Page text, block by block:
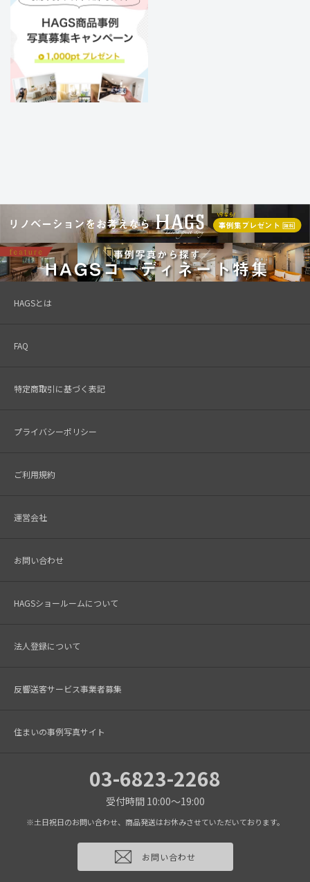
HAGSとは
FAQ
特定商取引に基づく表記
プライバシーポリシー
ご利用規約
運営会社
お問い合わせ
HAGSショールームについて
法人登録について
反響送客サービス事業者募集
住まいの事例写真サイト
03-6823-2268
受付時間 10:00～19:00
※土日祝日のお問い合わせ、商品発送はお休みさせていただいております。
お問い合わせ